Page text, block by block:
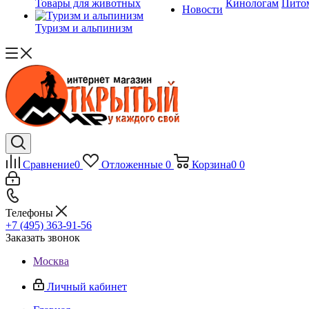
Товары для животных
Туризм и альпинизм
Новости
Кинологам
Сравнение0 Отложенные 0 Корзина0 0
Телефоны
+7 (495) 363-91-56
Заказать звонок
Москва
Личный кабинет